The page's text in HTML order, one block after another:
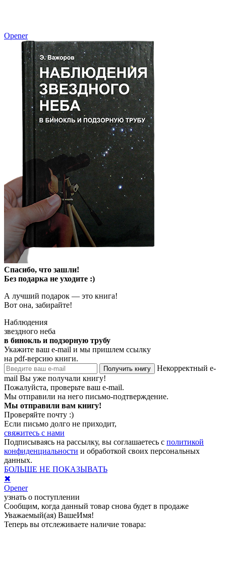
Opener
Спасибо, что зашли!
Без подарка не уходите :)
А лучший подарок — это книга!
Вот она, забирайте!
Наблюдения
звездного неба
в бинокль и подзорную трубу
Укажите ваш e-mail и мы пришлем ссылку
на pdf-версию книги.
Получить книгу
Некорректный e-
mail Вы уже получали книгу!
Пожалуйста, проверьте ваш e-mail.
Мы отправили на него письмо-подтверждение.
Мы отправили вам книгу!
Проверяйте почту :)
Если письмо долго не приходит,
свяжитесь с нами
Подписываясь на рассылку, вы соглашаетесь с политикой
конфиденциальности и обработкой своих персональных
данных.
БОЛЬШЕ НЕ ПОКАЗЫВАТЬ
✖
Opener
узнать о поступлении
Сообщим, когда данный товар снова будет в продаже
Уважаемый(ая) ВашеИмя!
Теперь вы отслеживаете наличие товара: